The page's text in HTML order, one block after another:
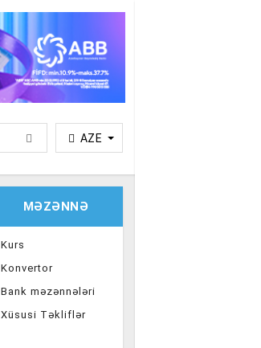
AZE
MƏZƏNNƏ
Kurs
Konvertor
Bank məzənnələri
Xüsusi Təkliflər